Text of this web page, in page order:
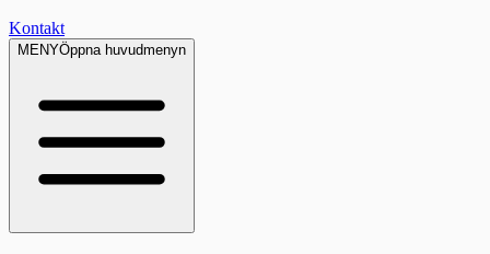
Kontakt
MENYÖppna huvudmenyn